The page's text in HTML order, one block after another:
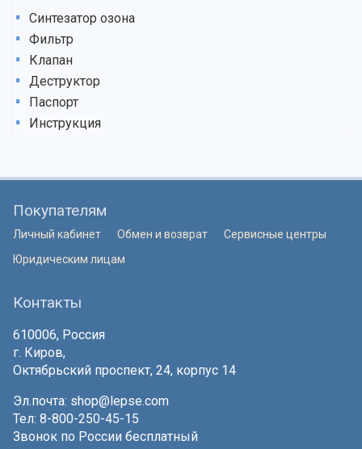
Синтезатор озона
Фильтр
Клапан
Деструктор
Паспорт
Инструкция
Покупателям
Личный кабинет Обмен и возврат
Сервисные центры
Юридическим лицам
Контакты
610006, Россия
г. Киров,
Октябрьский проспект, 24, корпус 14
Эл.почта: shop@lepse.com
Тел: 8-800-250-45-15
Звонок по России бесплатный